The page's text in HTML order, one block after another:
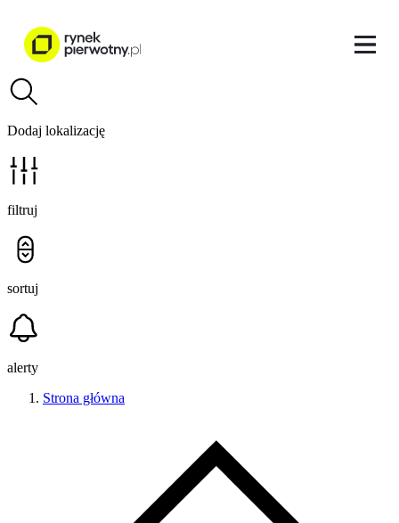
Dodaj lokalizację
filtruj
sortuj
alerty
Strona główna